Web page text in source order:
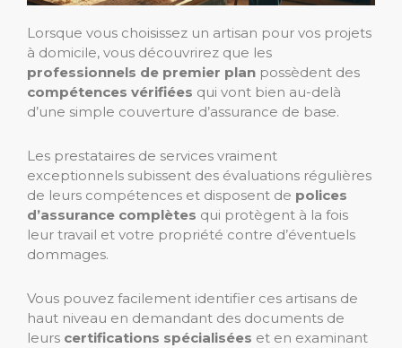
Lorsque vous choisissez un artisan pour vos projets
à domicile, vous découvrirez que les
professionnels de premier plan possèdent des
compétences vérifiées qui vont bien au-delà
d’une simple couverture d’assurance de base.
Les prestataires de services vraiment
exceptionnels subissent des évaluations régulières
de leurs compétences et disposent de polices
d’assurance complètes qui protègent à la fois
leur travail et votre propriété contre d’éventuels
dommages.
Vous pouvez facilement identifier ces artisans de
haut niveau en demandant des documents de
leurs certifications spécialisées et en examinant